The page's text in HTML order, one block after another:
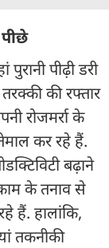
पीढ़ी डरी
की रफ्तार
रोजमर्रा के
कर रहे हैं.
बढ़ाने
के तनाव से
हैं. हालांकि,
तकनीकी